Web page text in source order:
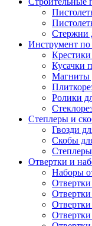
Стержни
Инструмент
Кусачки
Магниты
Ролики
Степлеры и
Гвозди
Скобы
Степлеры
Отвертки и
Наборы